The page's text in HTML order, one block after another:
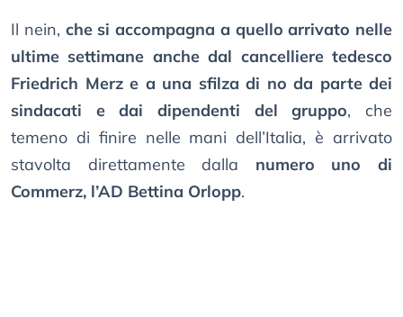
Il nein, che si accompagna a quello arrivato nelle
ultime settimane anche dal cancelliere tedesco
Friedrich Merz e a una sfilza di no da parte dei
sindacati e dai dipendenti del gruppo, che
temeno di finire nelle mani dell’Italia, è arrivato
stavolta direttamente dalla numero uno di
Commerz, l’AD Bettina Orlopp.